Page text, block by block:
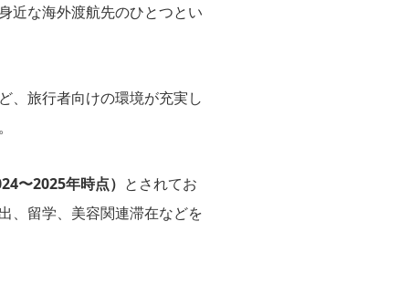
近な海外渡航先のひとつとい
、旅行者向けの環境が充実し
〜2025年時点） とされてお
、留学、美容関連滞在などを